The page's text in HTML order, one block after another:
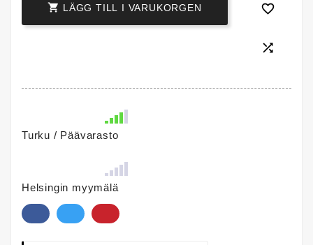
 LÄGG TILL I VARUKORGEN 

Turku / Päävarasto
Helsingin myymälä